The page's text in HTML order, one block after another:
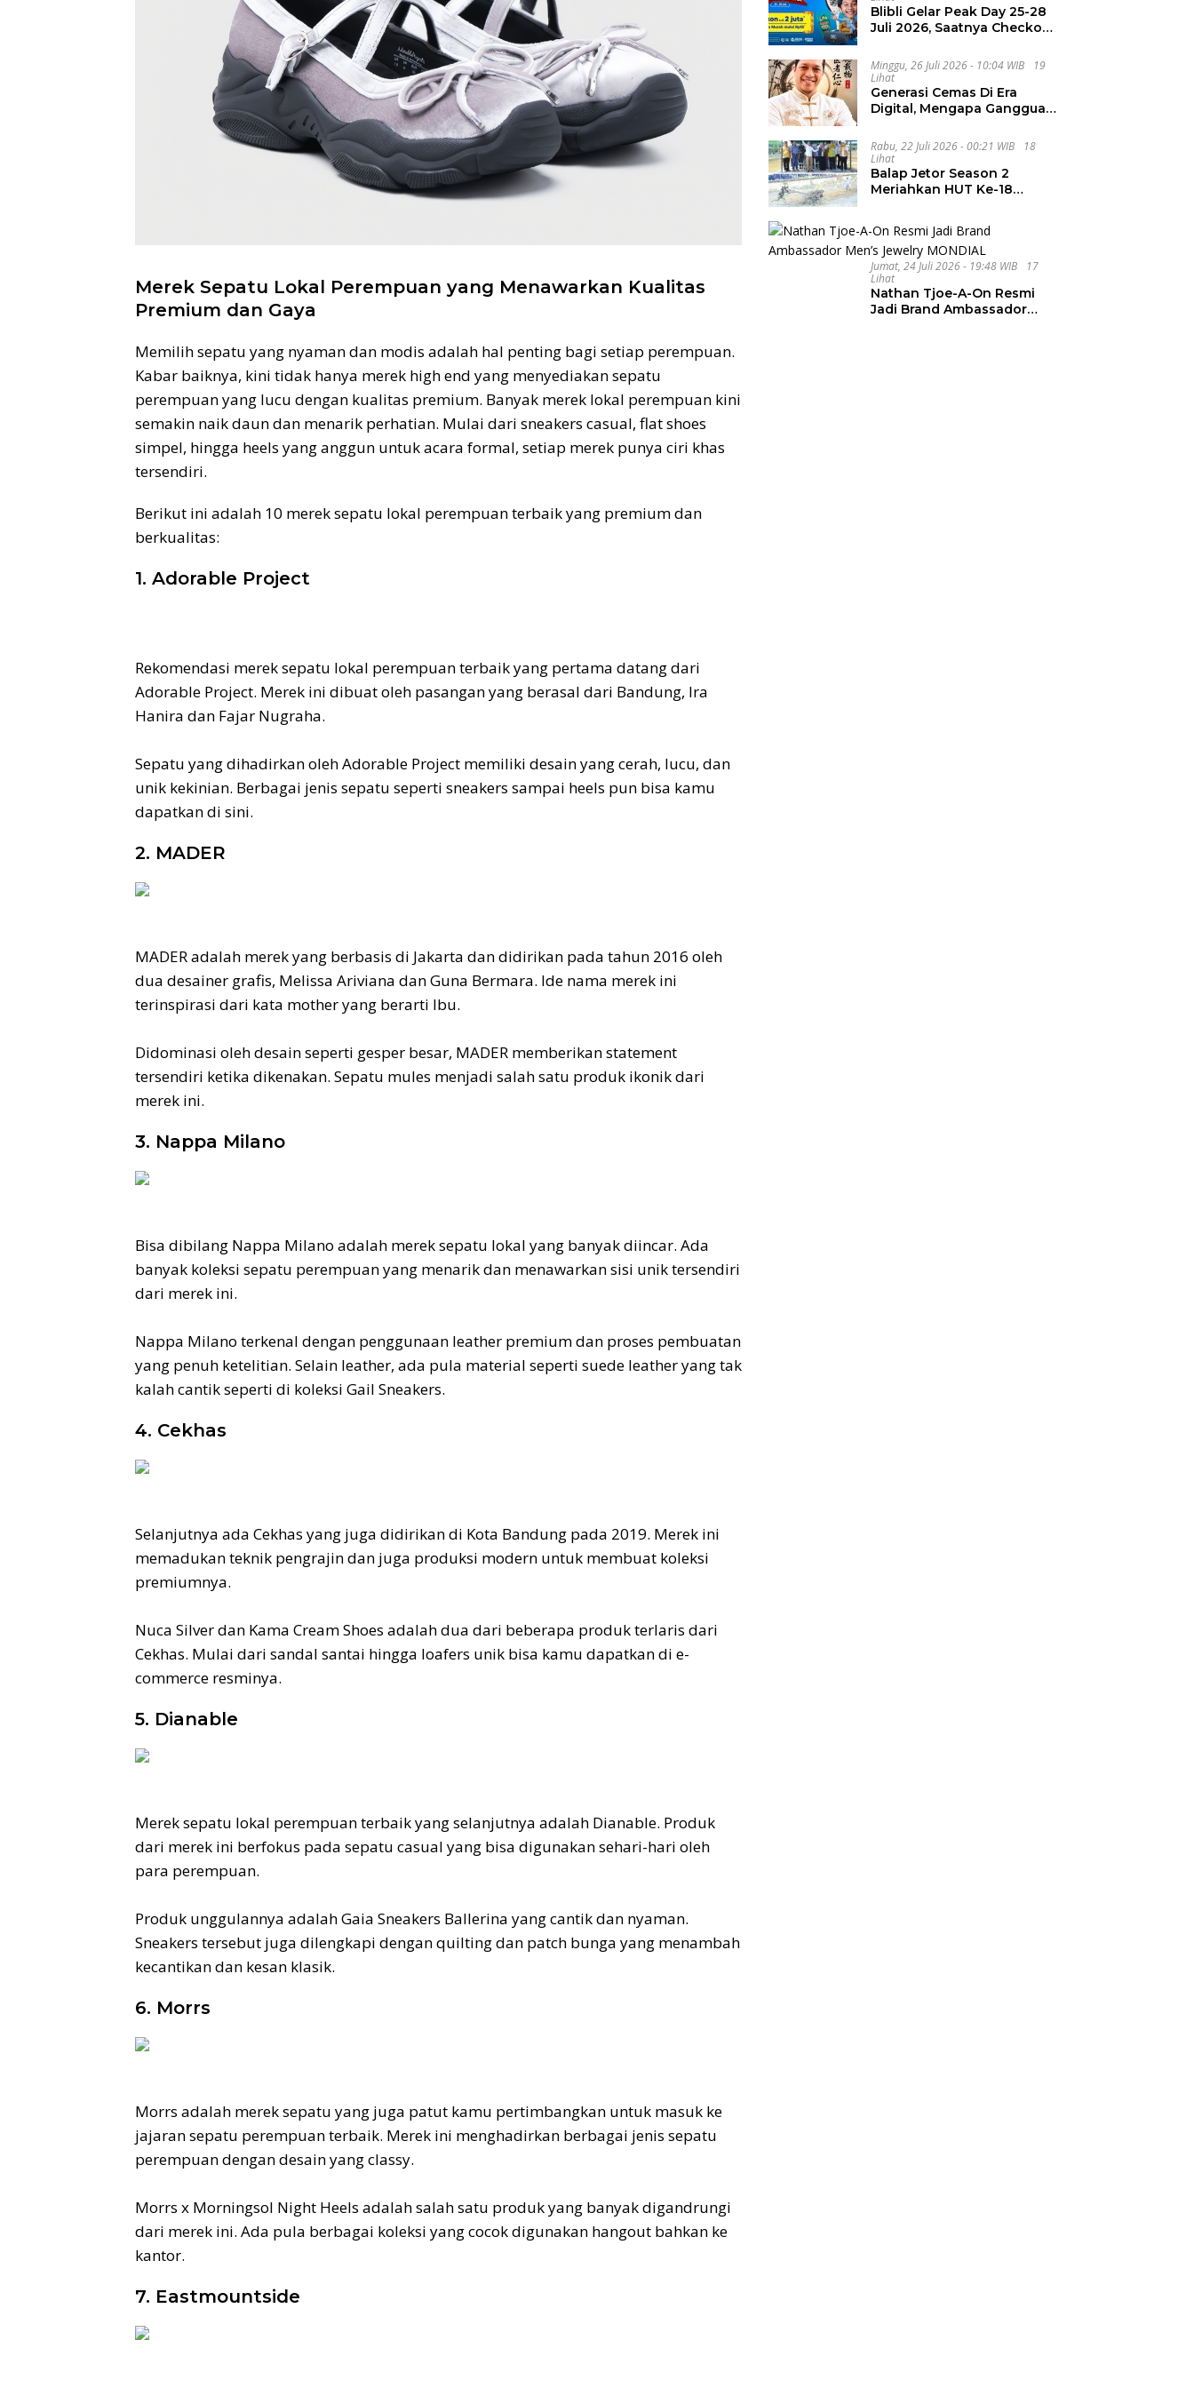
Merek Sepatu Lokal Perempuan yang Menawarkan Kualitas
Premium dan Gaya
Memilih sepatu yang nyaman dan modis adalah hal penting bagi setiap perempuan.
Kabar baiknya, kini tidak hanya merek high end yang menyediakan sepatu
perempuan yang lucu dengan kualitas premium. Banyak merek lokal perempuan kini
semakin naik daun dan menarik perhatian. Mulai dari sneakers casual, flat shoes
simpel, hingga heels yang anggun untuk acara formal, setiap merek punya ciri khas
tersendiri.
Berikut ini adalah 10 merek sepatu lokal perempuan terbaik yang premium dan
berkualitas:
1. Adorable Project
Rekomendasi merek sepatu lokal perempuan terbaik yang pertama datang dari
Adorable Project. Merek ini dibuat oleh pasangan yang berasal dari Bandung, Ira
Hanira dan Fajar Nugraha.
Sepatu yang dihadirkan oleh Adorable Project memiliki desain yang cerah, lucu, dan
unik kekinian. Berbagai jenis sepatu seperti sneakers sampai heels pun bisa kamu
dapatkan di sini.
2. MADER
MADER adalah merek yang berbasis di Jakarta dan didirikan pada tahun 2016 oleh
dua desainer grafis, Melissa Ariviana dan Guna Bermara. Ide nama merek ini
terinspirasi dari kata mother yang berarti Ibu.
Didominasi oleh desain seperti gesper besar, MADER memberikan statement
tersendiri ketika dikenakan. Sepatu mules menjadi salah satu produk ikonik dari
merek ini.
3. Nappa Milano
Bisa dibilang Nappa Milano adalah merek sepatu lokal yang banyak diincar. Ada
banyak koleksi sepatu perempuan yang menarik dan menawarkan sisi unik tersendiri
dari merek ini.
Nappa Milano terkenal dengan penggunaan leather premium dan proses pembuatan
yang penuh ketelitian. Selain leather, ada pula material seperti suede leather yang tak
kalah cantik seperti di koleksi Gail Sneakers.
4. Cekhas
Selanjutnya ada Cekhas yang juga didirikan di Kota Bandung pada 2019. Merek ini
memadukan teknik pengrajin dan juga produksi modern untuk membuat koleksi
premiumnya.
Nuca Silver dan Kama Cream Shoes adalah dua dari beberapa produk terlaris dari
Cekhas. Mulai dari sandal santai hingga loafers unik bisa kamu dapatkan di e-
commerce resminya.
5. Dianable
Merek sepatu lokal perempuan terbaik yang selanjutnya adalah Dianable. Produk
dari merek ini berfokus pada sepatu casual yang bisa digunakan sehari-hari oleh
para perempuan.
Produk unggulannya adalah Gaia Sneakers Ballerina yang cantik dan nyaman.
Sneakers tersebut juga dilengkapi dengan quilting dan patch bunga yang menambah
kecantikan dan kesan klasik.
6. Morrs
Morrs adalah merek sepatu yang juga patut kamu pertimbangkan untuk masuk ke
jajaran sepatu perempuan terbaik. Merek ini menghadirkan berbagai jenis sepatu
perempuan dengan desain yang classy.
Morrs x Morningsol Night Heels adalah salah satu produk yang banyak digandrungi
dari merek ini. Ada pula berbagai koleksi yang cocok digunakan hangout bahkan ke
kantor.
7. Eastmountside
Blibli Gelar Peak Day 25-28
Juli 2026, Saatnya Checkout
Minggu, 26 Juli 2026 - 10:04 WIB
19
Lihat
Generasi Cemas Di Era
Digital, Mengapa Gangguan
Meningkat
Rabu, 22 Juli 2026 - 00:21 WIB
18
Lihat
Balap Jetor Season 2
Meriahkan HUT Ke-18
Pertanian
Jumat, 24 Juli 2026 - 19:48 WIB
17
Lihat
Nathan Tjoe-A-On Resmi
Jadi Brand Ambassador